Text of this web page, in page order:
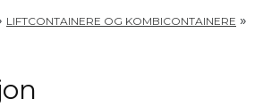
LIFTCONTAINERE OG KOMBICONTAINERE »